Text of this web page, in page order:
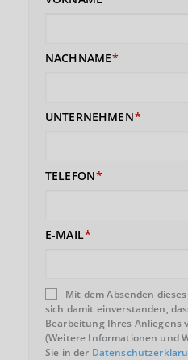
NACHNAME
UNTERNEHMEN
TELEFON
E-MAIL
Mit dem Absenden
sich damit einverstanden,
Bearbeitung Ihres Anliegens
(Weitere Informationen und
Sie in der